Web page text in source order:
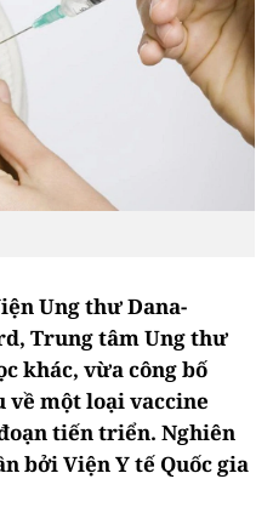
Ung thư Dana-
Trung tâm Ung thư
khác, vừa công bố
về một loại vaccine
tiến triển. Nghiên
bởi Viện Y tế Quốc gia